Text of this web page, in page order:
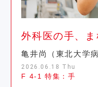
外科医の手、
亀井尚（東北大学
2026.06.18 Thu
F 4-1 特集：手